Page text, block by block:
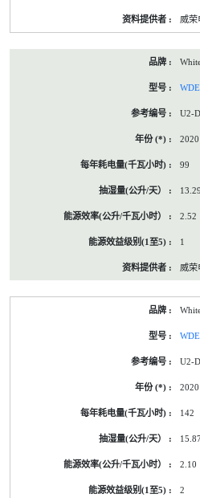
威荣
U2-
2020
99
13.29
2.52
1
威荣
U2-
2020
142
2.10
2